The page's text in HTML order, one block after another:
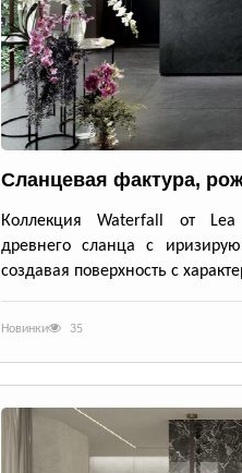
Сланцевая фактура,
Коллекция Waterfall от Lea
древнего сланца с
создавая поверхность с
Новинки 35